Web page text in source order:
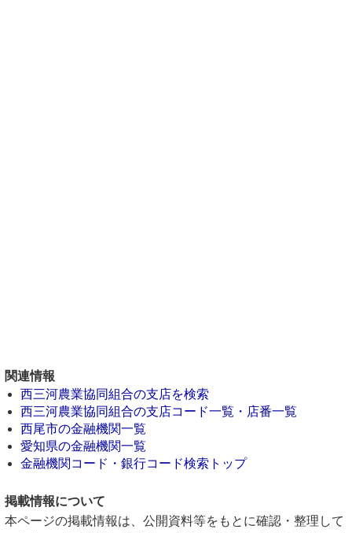
関連情報
西三河農業協同組合の支店を検索
西三河農業協同組合の支店コード一覧・店番一覧
西尾市の金融機関一覧
愛知県の金融機関一覧
金融機関コード・銀行コード検索トップ
掲載情報について
本ページの掲載情報は、公開資料等をもとに確認・整理して